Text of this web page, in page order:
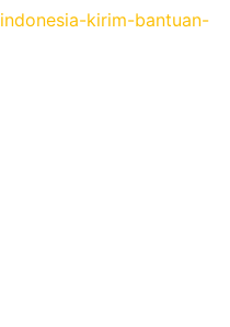
kirim-bantuan-